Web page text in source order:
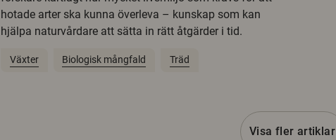
hotade arter ska kunna överleva – kunskap som kan
hjälpa naturvårdare att sätta in rätt åtgärder i tid.
Växter Biologisk mångfald Träd
Visa fler artiklar